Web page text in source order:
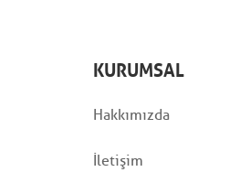
KURUMSAL
Hakkımızda
İletişim